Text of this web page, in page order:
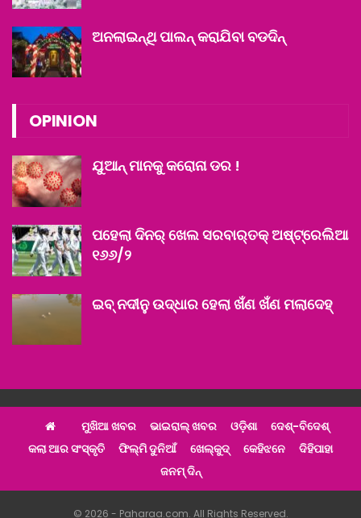
ଅନଲାଇନ୍‌ଥି ପାଲନ୍ କରାଯିବା ବଡଦିନ୍
OPINION
ଯୁଆନ୍ ମାନକୁ କରୋନା ଡର !
ପହେଲା ଦିନର୍ ଖେଲ ସରବାର୍‌ତକ୍ ଅଷ୍ଟ୍ରେଲିଆ
୧୬୬/୨
ଇବ୍ ନଦୀନୁ ଉଦ୍ଧାର ହେଲା ଖଁଣ ଖଁଣ ମଲାଦେହ୍‌
ମୁଖିଆ ଖବର ଭାଇରାଲ୍ ଖବର ଓଡ଼ିଶା
ଦେଶ୍‌-ବିଦେଶ୍‌
କଲା ଆର ସଂସ୍କୃତି
ଫିଲ୍ମି ଦୁନିଆଁ ଖେଲ୍‌କୁଦ୍‌ କେହିଝନେ
ଦିହିପାହା
ଜନମ୍ ଦିନ୍
© 2026 - Paharaa.com. All Rights Reserved.